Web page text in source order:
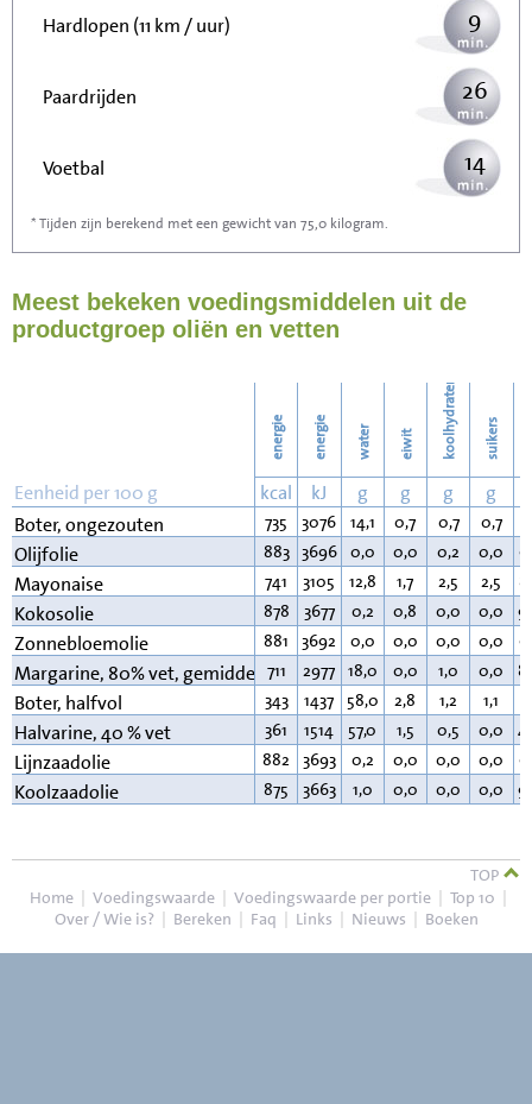
Hardlopen (11 km / uur) 9
Paardrijden 26
Voetbal 14
Stofzuigen
Strijken 46
53
* Tijden zijn berekend met een gewicht van 75,0 kilogram.
Meest bekeken voedingsmiddelen uit de
productgroep oliën en vetten
energie energie water eiwit koolhydraten suikers
Eenheid per 100 g kcal kJ g g g g
Boter, ongezouten
735 3076 14,1 0,7 0,7 0,7
Olijfolie 883 3696 0,0 0,0 0,2 0,0
Mayonaise 741 3105 12,8 1,7 2,5 2,5
Kokosolie 878 3677 0,2 0,8 0,0 0,0
Zonnebloemolie 881 3692 0,0 0,0 0,0 0,0
Margarine, 80% vet, gemiddeld711 2977 18,0 0,0 1,0 0,0
Boter, halfvol 343 1437 58,0 2,8 1,2 1,1
Halvarine, 40 % vet 361 1514 57,0 1,5 0,5 0,0
Lijnzaadolie 882 3693 0,2 0,0 0,0 0,0
Koolzaadolie 875 3663 1,0 0,0 0,0 0,0
TOP
Home | Voedingswaarde | Voedingswaarde per portie | Top 10 |
Over / Wie is? | Bereken | Faq | Links | Nieuws | Boeken